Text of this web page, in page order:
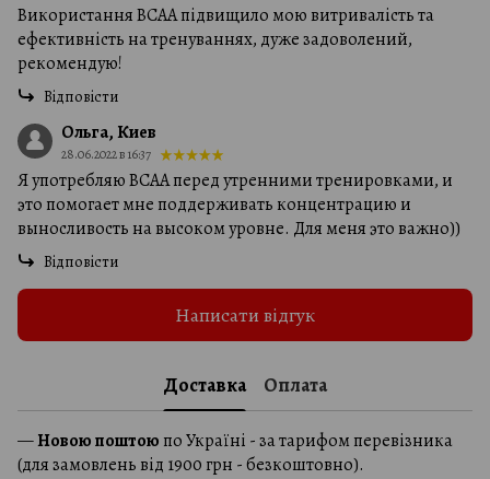
Використання BCAA підвищило мою витривалість та
ефективність на тренуваннях, дуже задоволений,
рекомендую!
Відповісти
Ольга, Киев
28.06.2022 в 16:37
Я употребляю BCAA перед утренними тренировками, и
это помогает мне поддерживать концентрацию и
выносливость на высоком уровне. Для меня это важно))
Відповісти
Написати відгук
Доставка Оплата
—Новою поштою по Україні - за тарифом перевізника
(для замовлень від 1900 грн - безкоштовно).